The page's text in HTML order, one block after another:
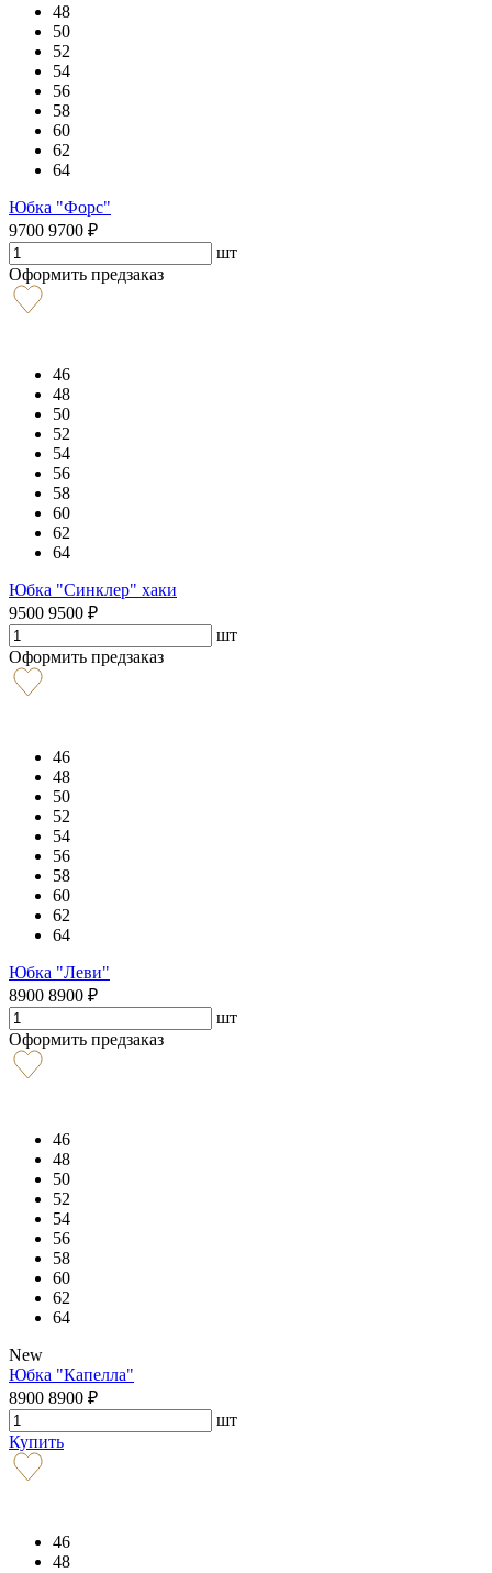
48
50
52
54
56
58
60
62
64
Юбка "Форс"
9700 9700 ₽
шт
Оформить предзаказ
46
48
50
52
54
56
58
60
62
64
Юбка "Синклер" хаки
9500 9500 ₽
шт
Оформить предзаказ
46
48
50
52
54
56
58
60
62
64
Юбка "Леви"
8900 8900 ₽
шт
Оформить предзаказ
46
48
50
52
54
56
58
60
62
64
New
Юбка "Капелла"
8900 8900 ₽
шт
Купить
46
48